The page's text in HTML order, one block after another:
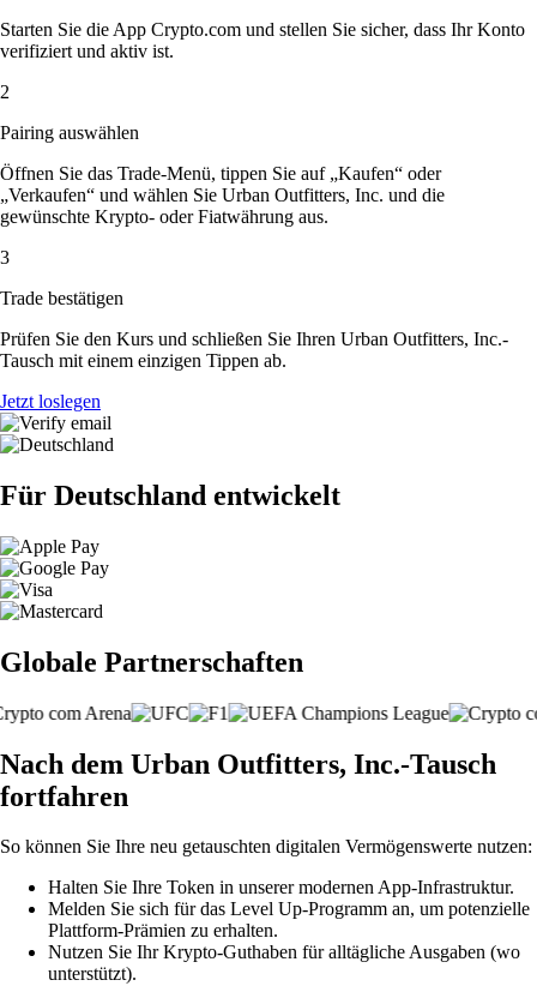
Starten Sie die App Crypto.com und stellen Sie sicher, dass Ihr Konto
verifiziert und aktiv ist.
2
Pairing auswählen
Öffnen Sie das Trade-Menü, tippen Sie auf „Kaufen“ oder
„Verkaufen“ und wählen Sie Urban Outfitters, Inc. und die
gewünschte Krypto- oder Fiatwährung aus.
3
Trade bestätigen
Prüfen Sie den Kurs und schließen Sie Ihren Urban Outfitters, Inc.-
Tausch mit einem einzigen Tippen ab.
Jetzt loslegen
Für Deutschland entwickelt
Globale Partnerschaften
Nach dem Urban Outfitters, Inc.-Tausch
fortfahren
So können Sie Ihre neu getauschten digitalen Vermögenswerte nutzen:
Halten Sie Ihre Token in unserer modernen App-Infrastruktur.
Melden Sie sich für das Level Up-Programm an, um potenzielle
Plattform-Prämien zu erhalten.
Nutzen Sie Ihr Krypto-Guthaben für alltägliche Ausgaben (wo
unterstützt).